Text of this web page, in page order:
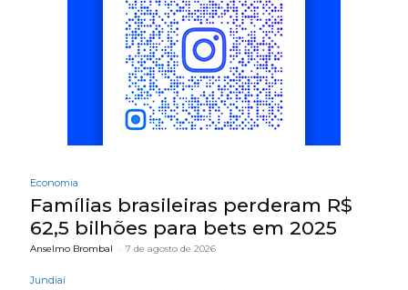
Economia
Famílias brasileiras perderam R$
62,5 bilhões para bets em 2025
Anselmo Brombal - 7 de agosto de 2026
Jundiaí